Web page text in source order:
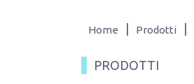
Home Prodotti
PRODOTTI